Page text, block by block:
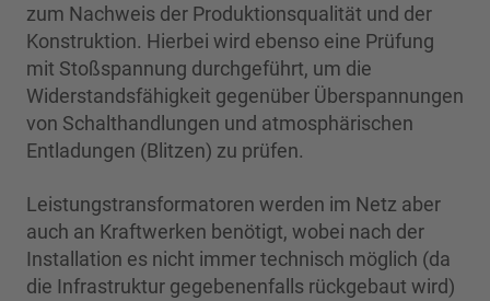
zum Nachweis der Produktionsqualität und der
Konstruktion. Hierbei wird ebenso eine Prüfung
mit Stoßspannung durchgeführt, um die
Widerstandsfähigkeit gegenüber Überspannungen
von Schalthandlungen und atmosphärischen
Entladungen (Blitzen) zu prüfen.
Leistungstransformatoren werden im Netz aber
auch an Kraftwerken benötigt, wobei nach der
Installation es nicht immer technisch möglich (da
die Infrastruktur gegebenenfalls rückgebaut wird)